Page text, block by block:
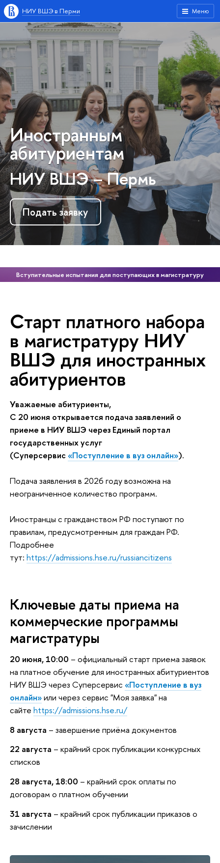
Меню
НИУ ВШЭ в Перми
Иностранным
абитуриентам
НИУ ВШЭ – Пермь
Подать заявку
Вступительные испытания для поступающих в магистратуру
Старт платного набора
в магистратуру НИУ
ВШЭ для иностранных
абитуриентов
Уважаемые абитуриенты,
С 20 июня открывается подача заявлений о
приеме в НИУ ВШЭ через Единый портал
государственных услуг
(Суперсервис«Поступление в вуз онлайн»).
Подача заявления в 2026 году возможна на
неограниченное количество программ.
Иностранцы с гражданством РФ поступают по
правилам, предусмотренным для граждан РФ.
Подробнее
тут: https://admissions.hse.ru/russiancitizens
Ключевые даты приема на
коммерческие программы
магистратуры
20 июня, 10:00 – официальный старт приема заявок
на платное обучение для иностранных абитуриентов
НИУ ВШЭ через Суперсервис «Поступление в вуз
онлайн»или через сервис "Моя заявка" на
сайте https://admissions.hse.ru/
8 августа – завершение приёма документов
22 августа – крайний срок публикации конкурсных
списков
28 августа, 18:00 – крайний срок оплаты по
договорам о платном обучении
31 августа – крайний срок публикации приказов о
зачислении